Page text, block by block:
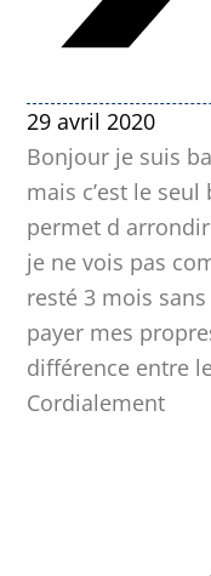
29 avril 2020
Bonjour je suis
mais c’est le
permet d
je ne vois pas
resté 3 mois
payer mes
différence entre
Cordialement